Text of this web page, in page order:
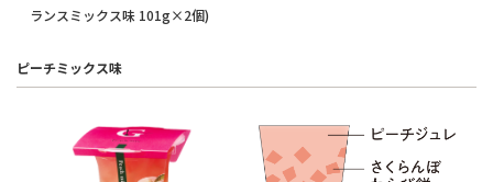
ランスミックス味 101g×2個)
ピーチミックス味